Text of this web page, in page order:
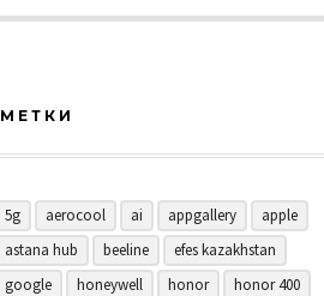
МЕТКИ
5g aerocool ai appgallery
apple
astana hub
beeline
efes kazakhstan
google
honeywell honor
honor 400